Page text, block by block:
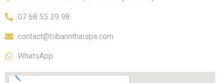
07 68 55 39 98
contact@tiibannthaispa.com
WhatsApp